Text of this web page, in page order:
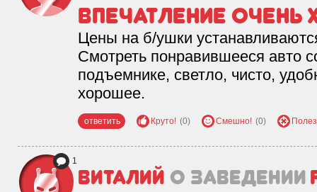
Впечатление очень
Цены на б/ушки
Смотреть понравившееся авто
подъемнике, светло, чисто,
хорошее.
ответить Круто! (0) Смешно! (0)
1
Виталий о заведении